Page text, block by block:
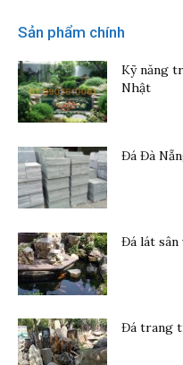
Sản phẩm chính
Kỹ năng
Nhật
Đá Đà
Đá lát sân
Đá trang